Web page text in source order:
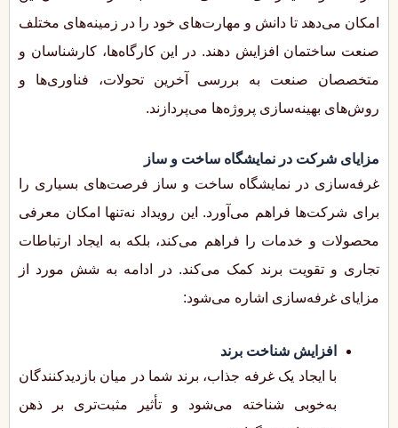
امکان می‌دهد تا دانش و مهارت‌های خود را در زمینه‌های مختلف
صنعت ساختمان افزایش دهند. در این کارگاه‌ها، کارشناسان و
متخصصان صنعت به بررسی آخرین تحولات، فناوری‌ها و
روش‌های بهینه‌سازی پروژه‌ها می‌پردازند.
مزایای شرکت در نمایشگاه ساخت و ساز
غرفه‌سازی در نمایشگاه ساخت و ساز فرصت‌های بسیاری را
برای شرکت‌ها فراهم می‌آورد. این رویداد نه‌تنها امکان معرفی
محصولات و خدمات را فراهم می‌کند، بلکه به ایجاد ارتباطات
تجاری و تقویت برند کمک می‌کند. در ادامه به شش مورد از
مزایای غرفه‌سازی اشاره می‌شود:
افزایش شناخت برند
با ایجاد یک غرفه جذاب، برند شما در میان بازدیدکنندگان
به‌خوبی شناخته می‌شود و تأثیر مثبت‌تری بر ذهن